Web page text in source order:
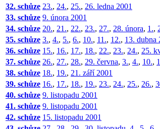
32. schůze 23., 24., 25., 26. ledna 2001
33. schůze 9. února 2001
34. schůze 20., 21., 22., 23., 27., 28. února, 1.,
35. schůze 3., 4., 5., 6., 10., 11., 12., 13. dubna
36. schůze 15., 16., 17., 18., 22., 23., 24., 25.
37. schůze 26., 27., 28., 29. června, 3., 4., 10.,
38. schůze 18., 19., 21. září 2001
39. schůze 16., 17., 18., 19., 23., 24., 25., 26.,
40. schůze 9. listopadu 2001
41. schůze 9. listopadu 2001
42. schůze 15. listopadu 2001